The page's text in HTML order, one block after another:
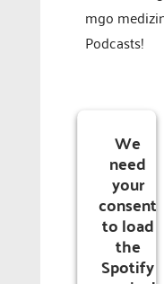
mgo
Podcasts!
We
need
your
consent
to load
the
Spotify